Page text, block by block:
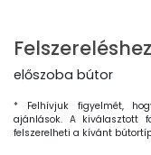
előszoba bútor
* Felhívjuk figyelmét,
ajánlások. A kiválasztott
felszerelheti a kívánt